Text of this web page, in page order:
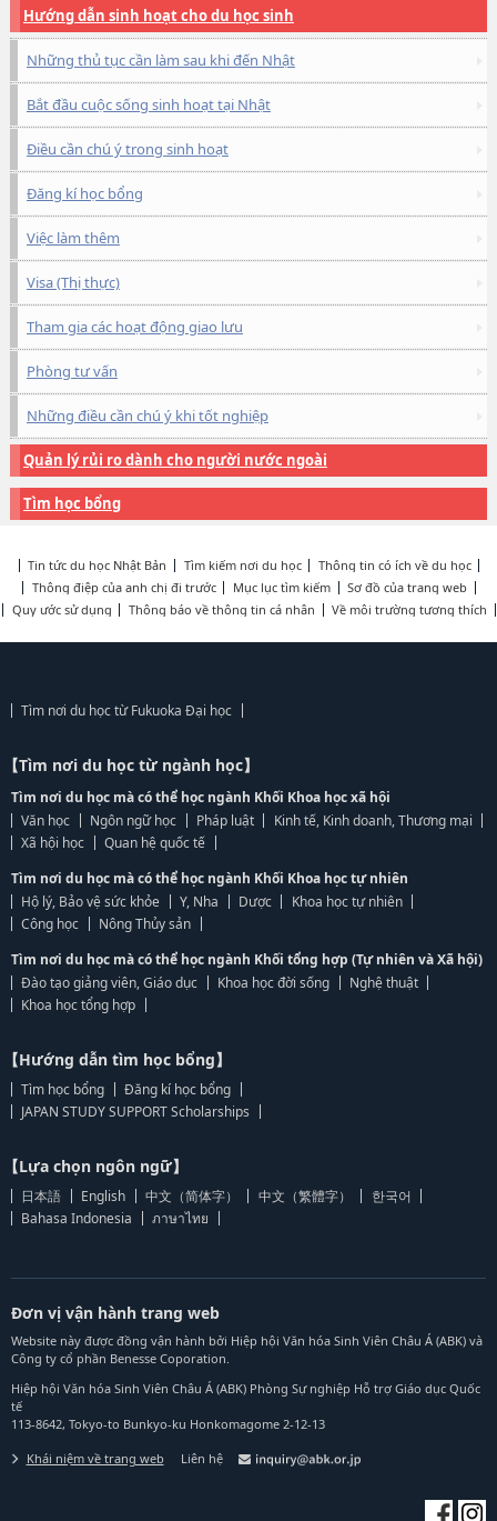
Hướng dẫn sinh hoạt cho du học sinh
Những thủ tục cần làm sau khi đến Nhật
Bắt đầu cuộc sống sinh hoạt tại Nhật
Điều cần chú ý trong sinh hoạt
Đăng kí học bổng
Việc làm thêm
Visa (Thị thực)
Tham gia các hoạt động giao lưu
Phòng tư vấn
Những điều cần chú ý khi tốt nghiệp
Quản lý rủi ro dành cho người nước ngoài
Tìm học bổng
Tin tức du học Nhật Bản Tìm kiếm nơi du học
Thông tin có ích về du học
Thông điệp của anh chị đi trước
Mục lục tìm kiếm
Sơ đồ của trang web
Quy ước sử dụng
Thông báo về thông tin cá nhân Về môi trường tương thích
Tìm nơi du học từ Fukuoka Đại học
【Tìm nơi du học từ ngành học】
Tìm nơi du học mà có thể học ngành Khối Khoa học xã hội
Văn học
Ngôn ngữ học Pháp luật
Kinh tế, Kinh doanh, Thương mại
Xã hội học
Quan hệ quốc tế
Tìm nơi du học mà có thể học ngành Khối Khoa học tự nhiên
Hộ lý, Bảo vệ sức khỏe
Y, Nha Dược
Khoa học tự nhiên
Công học
Nông Thủy sản
Tìm nơi du học mà có thể học ngành Khối tổng hợp (Tự nhiên và Xã hội)
Đào tạo giảng viên, Giáo dục
Khoa học đời sống
Nghệ thuật
Khoa học tổng hợp
【Hướng dẫn tìm học bổng】
Tìm học bổng
Đăng kí học bổng
JAPAN STUDY SUPPORT Scholarships
【Lựa chọn ngôn ngữ】
日本語 English 中文（简体字） 中文（繁體字）
한국어
Bahasa Indonesia
ภาษาไทย
Đơn vị vận hành trang web
Website này được đồng vận hành bởi Hiệp hội Văn hóa Sinh Viên Châu Á (ABK) và
Công ty cổ phần Benesse Coporation.
Hiệp hội Văn hóa Sinh Viên Châu Á (ABK) Phòng Sự nghiệp Hỗ trợ Giáo dục Quốc
tế
113-8642, Tokyo-to Bunkyo-ku Honkomagome 2-12-13
Khái niệm về trang web Liên hệ